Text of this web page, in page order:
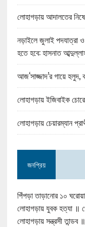
লোহাগড়ায় আদালতের
নড়াইলে জুলাই পদযাত্রা
হতে হবে: হাসনাত
আজ‘সাজ্জাদ’র গায়ে হলুদ,
লোহাগড়ায় ইজিবাইক
লোহাগড়ায় চেয়ারম্যান
জনপ্রিয়
পিঁপড়া তাড়ানোর ১০
লোহাগড়ায় যুবক হত্যা ॥
লোহাগড়ায় সন্ত্রসী